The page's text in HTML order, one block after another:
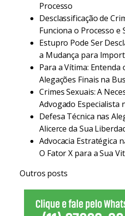
Processo
Desclassificação de
Funciona o Processo e
Estupro Pode Ser
a Mudança para
Para a Vítima: Entenda
Alegações Finais na
Crimes Sexuais: A
Advogado Especialista
Defesa Técnica nas
Alicerce da Sua
Advocacia Estratégica
O Fator X para a Sua
Outros posts